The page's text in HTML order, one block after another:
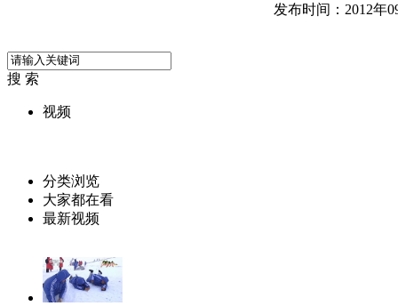
发布时间：2012年
搜 索
视频
分类浏览
大家都在看
最新视频